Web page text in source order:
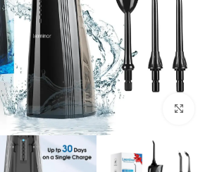
Click to enlarge